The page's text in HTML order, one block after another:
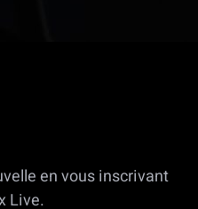
en vous inscrivant
Live.